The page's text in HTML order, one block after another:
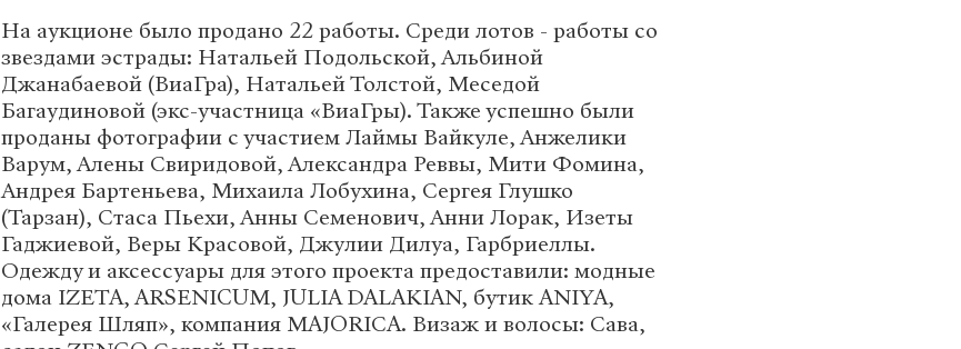
На аукционе было продано 22 работы. Среди лотов - работы со
звездами эстрады: Натальей Подольской, Альбиной
Джанабаевой (ВиаГра), Натальей Толстой, Меседой
Багаудиновой (экс-участница «ВиаГры). Также успешно были
проданы фотографии с участием Лаймы Вайкуле, Анжелики
Варум, Алены Свиридовой, Александра Реввы, Мити Фомина,
Андрея Бартеньева, Михаила Лобухина, Сергея Глушко
(Тарзан), Стаса Пьехи, Анны Семенович, Анни Лорак, Изеты
Гаджиевой, Веры Красовой, Джулии Дилуа, Гарбриеллы.
Одежду и аксессуары для этого проекта предоставили: модные
дома IZETA, ARSENICUM, JULIA DALAKIAN, бутик ANIYA,
«Галерея Шляп», компания MAJORIСA. Визаж и волосы: Сава,